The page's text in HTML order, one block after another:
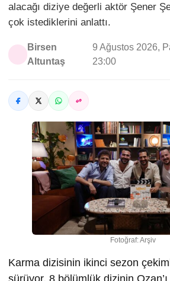
alacağı diziye değerli aktör Şener
çok istediklerini anlattı.
Birsen
Altuntaş
9 Ağustos 2026,
23:00
Fotoğraf: Arşiv
Karma dizisinin ikinci sezon
sürüyor. 8 bölümlük dizinin